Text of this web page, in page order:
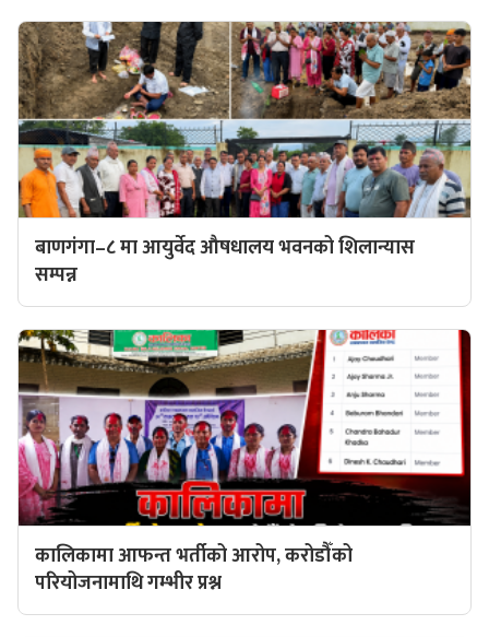
बाणगंगा–८ मा आयुर्वेद औषधालय भवनको शिलान्यास
सम्पन्न
कालिकामा आफन्त भर्तीको आरोप, करोडौँको
परियोजनामाथि गम्भीर प्रश्न